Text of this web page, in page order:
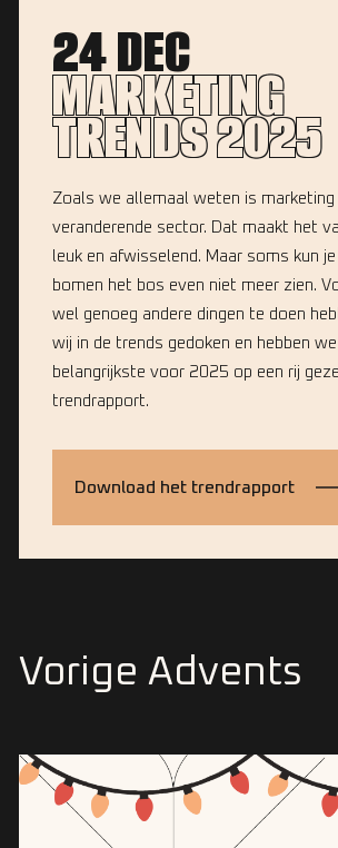
24 DEC
MARKETING
TRENDS 2025
Zoals we allemaal weten is marketing
veranderende sector. Dat maakt het
leuk en afwisselend. Maar soms kun
bomen het bos even niet meer zien.
wel genoeg andere dingen te doen
wij in de trends gedoken en hebben
belangrijkste voor 2025 op een rij
trendrapport.
Download het trendrapport
Vorige Advents